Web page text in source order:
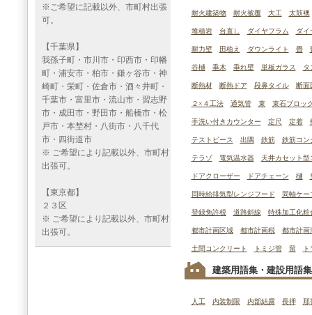
※ご希望に記載以外、市町村出張
可。
【千葉県】
我孫子町・市川市・印西市・印幡
町・浦安市・柏市・鎌ヶ谷市・神
崎町・栄町・佐倉市・酒々井町・
千葉市・富里市・流山市・習志野
市・成田市・野田市・船橋市・松
戸市・本埜村・八街市・八千代
市・四街道市
※ ご希望により記載以外、市町村
出張可。
【東京都】
２３区
※ ご希望により記載以外、市町村
出張可。
耐火建築物 耐火被覆 大工 太鼓襖
堆積岩 台直し ダイヤフラム ダイ
耐力壁 田植え ダウンライト 畳
谷樋 垂木 垂れ壁 単板ガラス タ
断熱材 断熱ドア 段鼻タイル 断面
２×４工法 通気管 束 束石ブロッ
手洗い付きカウンター 定尺 定着
テストピース 出隅 鉄筋 鉄筋コン
テラゾ 電気温水器 天井カセット型
ドアクローザー ドアチェーン 樋
同時給排気型レンジフード 同軸ケー
登録免許税 道路斜線 特殊加工化粧
都市計画区域 都市計画税 都市計画
土間コンクリート トミジ管 留
建築用語集・建設用語
人工 内装制限 内部結露 長押 那